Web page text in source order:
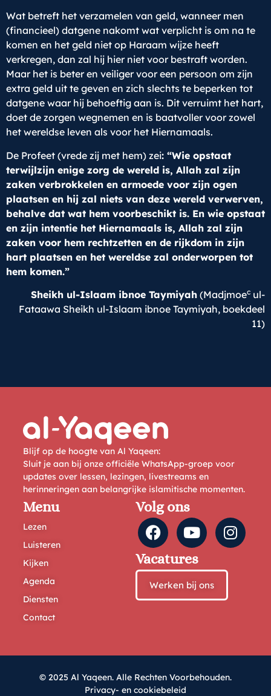
Wat betreft het verzamelen van geld, wanneer men
(financieel) datgene nakomt wat verplicht is om na te
komen en het geld niet op Haraam wijze heeft
verkregen, dan zal hij hier niet voor bestraft worden.
Maar het is beter en veiliger voor een persoon om zijn
extra geld uit te geven en zich slechts te beperken tot
datgene waar hij behoeftig aan is. Dit verruimt het hart,
doet de zorgen wegnemen en is baatvoller voor zowel
het wereldse leven als voor het Hiernamaals.
De Profeet (vrede zij met hem) zei: “Wie opstaat
terwijlzijn enige zorg de wereld is, Allah zal zijn
zaken verbrokkelen en armoede voor zijn ogen
plaatsen en hij zal niets van deze wereld verwerven,
behalve dat wat hem voorbeschikt is. En wie opstaat
en zijn intentie het Hiernamaals is, Allah zal zijn
zaken voor hem rechtzetten en de rijkdom in zijn
hart plaatsen en het wereldse zal onderworpen tot
hem komen.”
Sheikh ul-Islaam ibnoe Taymiyah (Madjmoec ul-
Fataawa Sheikh ul-Islaam ibnoe Taymiyah, boekdeel
11)
Blijf op de hoogte van Al Yaqeen:
Sluit je aan bij onze officiële WhatsApp-groep voor
updates over lessen, lezingen, livestreams en
herinneringen aan belangrijke islamitische momenten.
Menu
Lezen
Luisteren
Kijken
Agenda
Diensten
Contact
Volg ons
Vacatures
Werken bij ons
© 2025 Al Yaqeen. Alle Rechten Voorbehouden.
Privacy- en cookiebeleid